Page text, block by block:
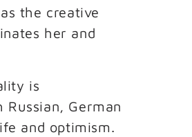
the creative
her and
is
German
and optimism.